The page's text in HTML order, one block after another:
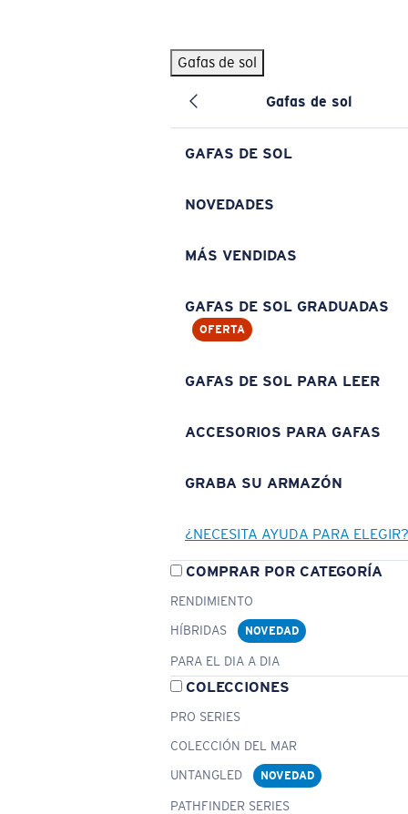
Gafas de sol
Gafas de sol
GAFAS DE SOL
NOVEDADES
MÁS VENDIDAS
GAFAS DE SOL GRADUADAS
OFERTA
GAFAS DE SOL PARA LEER
ACCESORIOS PARA GAFAS
GRABA SU ARMAZÓN
¿NECESITA AYUDA PARA ELEGIR?
COMPRAR POR CATEGORÍA
RENDIMIENTO
HÍBRIDAS
NOVEDAD
PARA EL DIA A DIA
COLECCIONES
PRO SERIES
COLECCIÓN DEL MAR
UNTANGLED
NOVEDAD
PATHFINDER SERIES
BÚSQUEDAS POPULARES
Pilothouse PRO Limited Edition Pack Exclusivo
Gafas de sol personalizadas
Los más vendidos de gafas de sol